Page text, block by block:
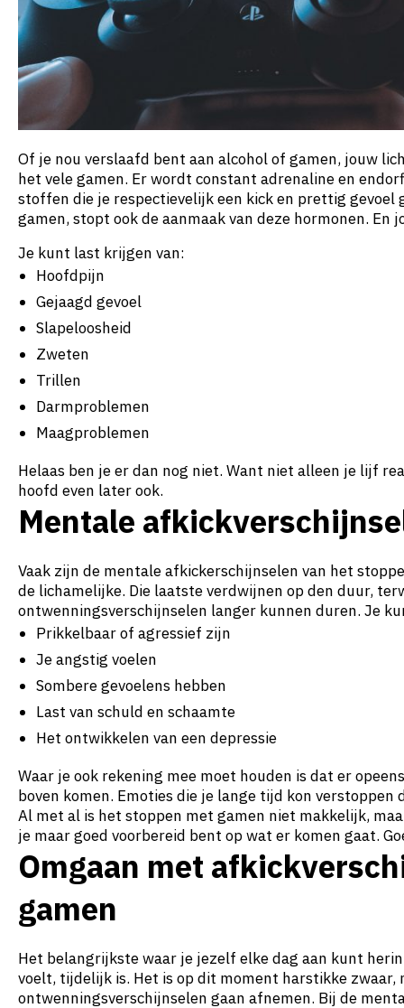
Of je nou verslaafd bent aan alcohol of gamen, jouw
het vele gamen. Er wordt constant adrenaline en
stoffen die je respectievelijk een kick en prettig gevoel
gamen, stopt ook de aanmaak van deze hormonen. En
Je kunt last krijgen van:
Hoofdpijn
Gejaagd gevoel
Slapeloosheid
Zweten
Trillen
Darmproblemen
Maagproblemen
Helaas ben je er dan nog niet. Want niet alleen je lijf
hoofd even later ook.
Mentale
Vaak zijn de mentale afkickerschijnselen van het
de lichamelijke. Die laatste verdwijnen op den duur,
ontwenningsverschijnselen langer kunnen duren. Je
Prikkelbaar of agressief zijn
Je angstig voelen
Sombere gevoelens hebben
Last van schuld en schaamte
Het ontwikkelen van een depressie
Waar je ook rekening mee moet houden is dat er
boven komen. Emoties die je lange tijd kon verstoppen
Al met al is het stoppen met gamen niet makkelijk,
je maar goed voorbereid bent op wat er komen gaat.
Omgaan met
gamen
Het belangrijkste waar je jezelf elke dag aan kunt
voelt, tijdelijk is. Het is op dit moment harstikke zwaar,
ontwenningsverschijnselen gaan afnemen. Bij de